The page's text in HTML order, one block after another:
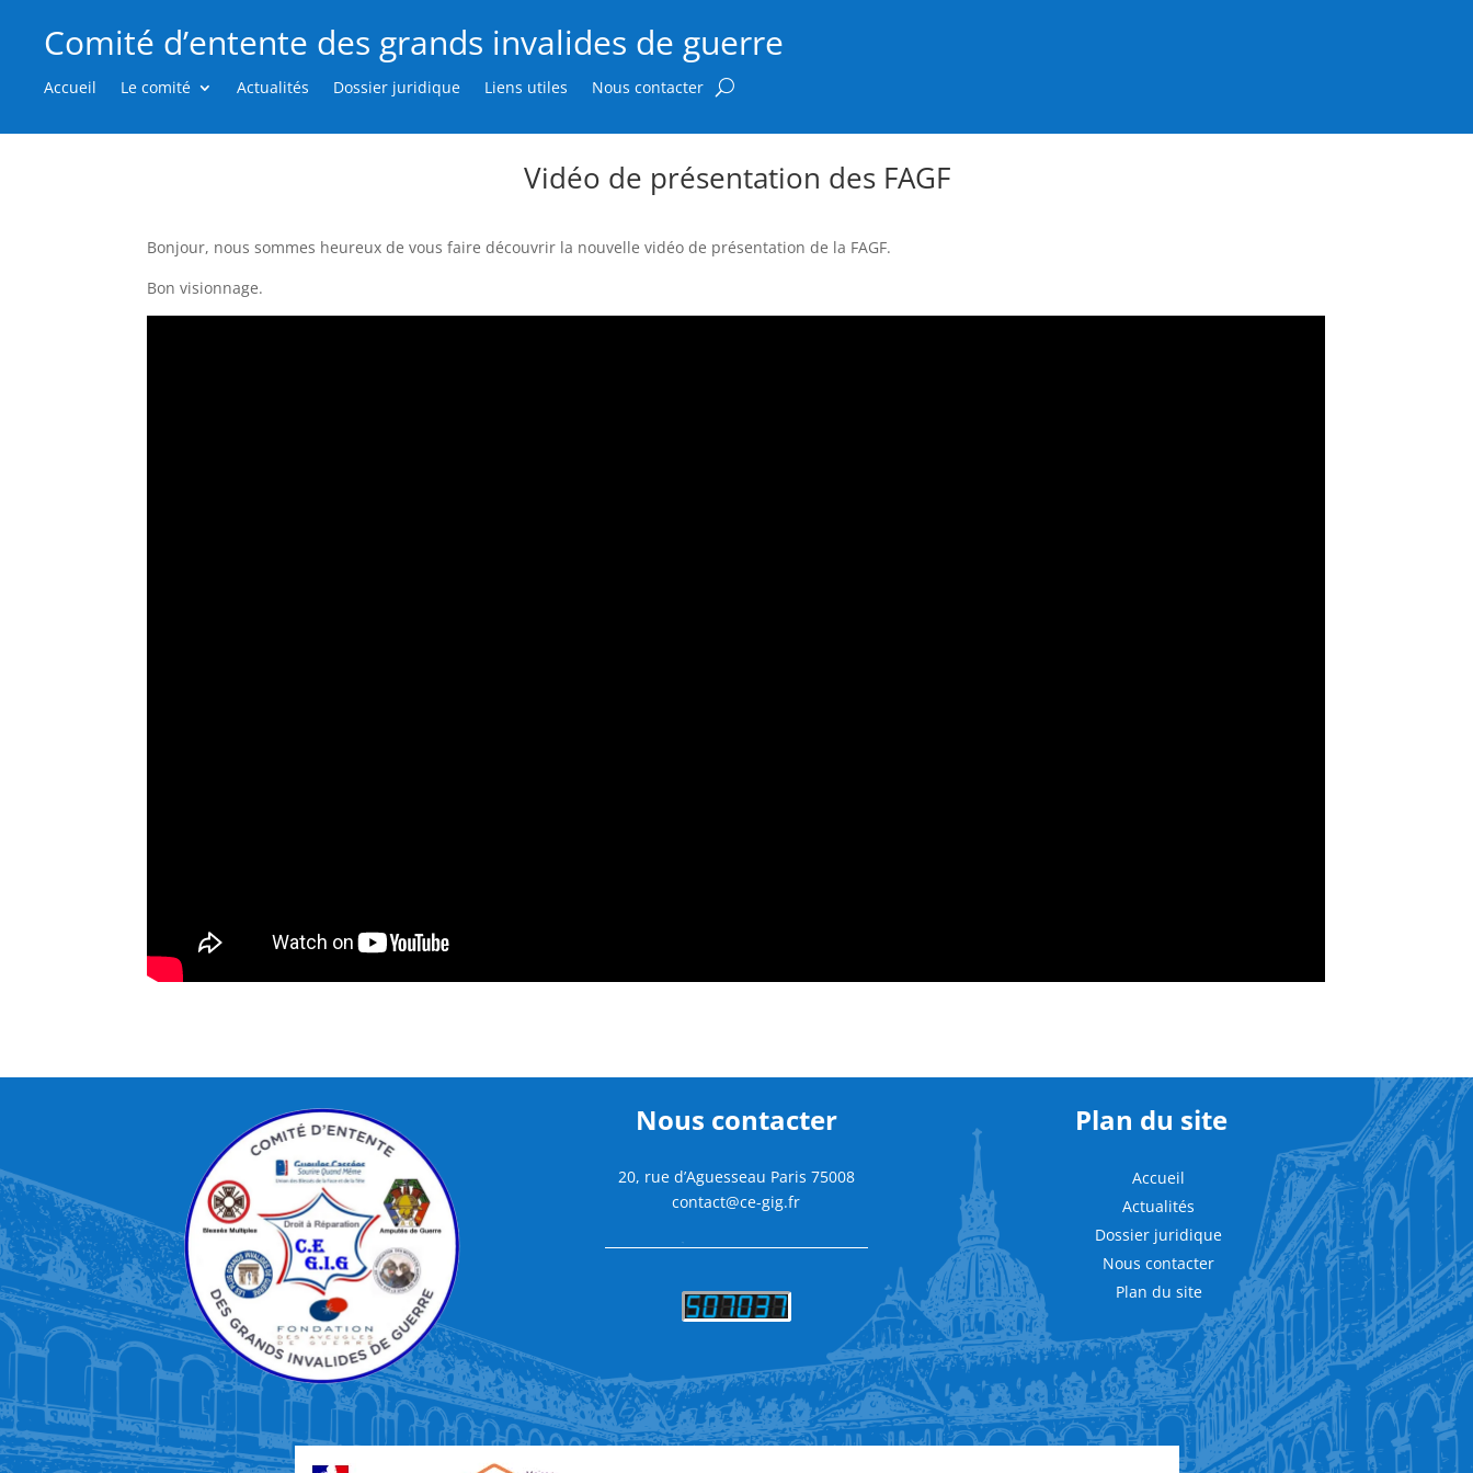
Comité d’entente des grands invalides de guerre
Accueil Le comité Actualités Dossier juridique Liens utiles Nous contacter
Vidéo de présentation des FAGF
Bonjour, nous sommes heureux de vous faire découvrir la nouvelle vidéo de présentation de la FAGF.
Bon visionnage.
Nous contacter
20, rue d’Aguesseau Paris 75008
contact@ce-gig.fr
Plan du site
Accueil
Actualités
Dossier juridique
Nous contacter
Plan du site